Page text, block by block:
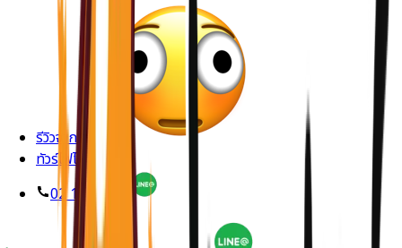
รีวิวจากลูกค้า
ทัวร์ไฟไหม้
02 170 8714